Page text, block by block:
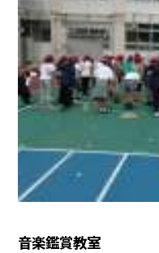
音楽鑑賞教室